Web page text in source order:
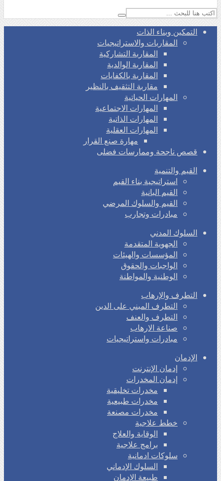
التمكين وبناء الذات
المقاربات والاستراتيجيات
المقاربة التشاركية
المقاربة الوالدية
المقاربة بالكفايات
مقاربة التثقيف بالنظير
المهارات الحياتية
المهارات الاجتماعية
المهارات الذاتية
المهارات العقلية
مهارة صنع القرار
قصص ناجحة وممارسات فضلى
القيم والتنمية
استراتيجية بناء القيم
القيم البانية
القيم والسلوك المرضي
مبادرات وتجارب
السلوك المدني
الجهوية المتقدمة
المؤسسات والهيئات
الواجبات والحقوق
الوطنية والمواطنة
التطرف والإرهاب
التطرف المبني على الدين
التطرف والعنف
صناعة الارهاب
مبادرات واستراتيجيات
الإدمان
إدمان الإنترنت
إدمان المخدرات
مخدرات تخليقية
مخدرات طبيعية
مخدرات مصنعة
خطط علاجية
الوقاية والعلاج
برامج علاجية
سلوكات ادمانية
السلوك الإدماني
طبيعة الإدمان